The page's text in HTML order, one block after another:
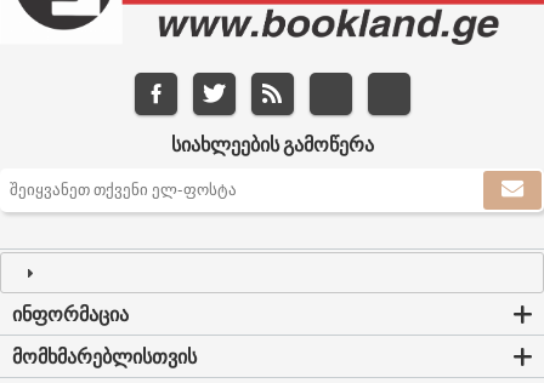
ᲡᲘᲐᲮᲚᲔᲔᲑᲘᲡ ᲒᲐᲛᲝᲬᲔᲠᲐ
ᲘᲜᲤᲝᲠᲛᲐᲪᲘᲐ
ᲛᲝᲛᲮᲛᲐᲠᲔᲑᲚᲘᲡᲗᲕᲘᲡ